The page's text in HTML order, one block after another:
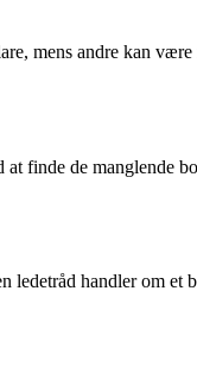
mens andre kan
finde de manglende
handler om et